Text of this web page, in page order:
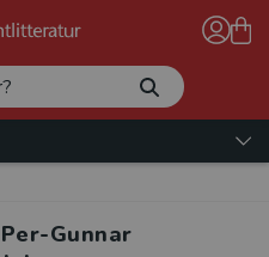
Per-Gunnar